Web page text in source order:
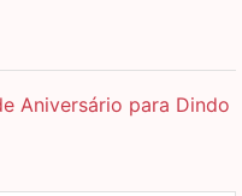
Aniversário para Dindo